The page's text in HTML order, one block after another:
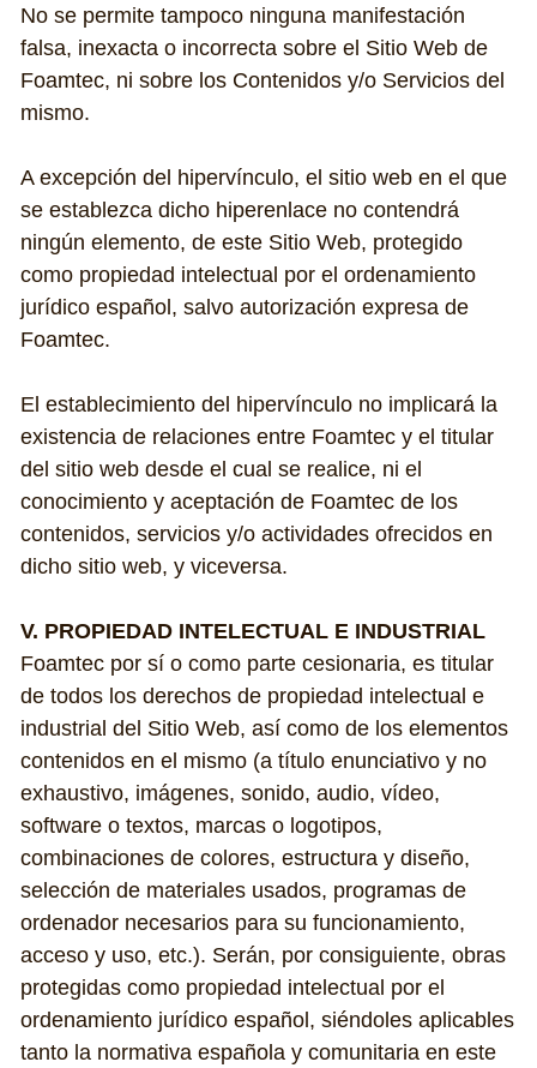
No se permite tampoco ninguna manifestación
falsa, inexacta o incorrecta sobre el Sitio Web de
Foamtec, ni sobre los Contenidos y/o Servicios del
mismo.
A excepción del hipervínculo, el sitio web en el que
se establezca dicho hiperenlace no contendrá
ningún elemento, de este Sitio Web, protegido
como propiedad intelectual por el ordenamiento
jurídico español, salvo autorización expresa de
Foamtec.
El establecimiento del hipervínculo no implicará la
existencia de relaciones entre Foamtec y el titular
del sitio web desde el cual se realice, ni el
conocimiento y aceptación de Foamtec de los
contenidos, servicios y/o actividades ofrecidos en
dicho sitio web, y viceversa.
V. PROPIEDAD INTELECTUAL E INDUSTRIAL
Foamtec por sí o como parte cesionaria, es titular
de todos los derechos de propiedad intelectual e
industrial del Sitio Web, así como de los elementos
contenidos en el mismo (a título enunciativo y no
exhaustivo, imágenes, sonido, audio, vídeo,
software o textos, marcas o logotipos,
combinaciones de colores, estructura y diseño,
selección de materiales usados, programas de
ordenador necesarios para su funcionamiento,
acceso y uso, etc.). Serán, por consiguiente, obras
protegidas como propiedad intelectual por el
ordenamiento jurídico español, siéndoles aplicables
tanto la normativa española y comunitaria en este